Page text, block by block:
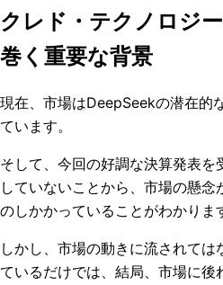
クレド・テクノロジ
巻く重要な背景
現在、市場はDeepSeekの潜在的
ています。
そして、今回の好調な決算発表
していないことから、市場の懸念
のしかかっていることがわかりま
しかし、市場の動きに流されて
ているだけでは、結局、市場に後